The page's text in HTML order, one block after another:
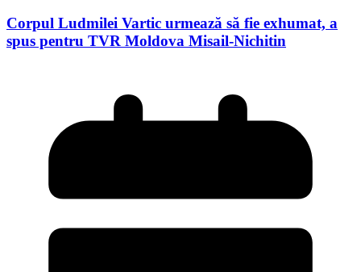
Corpul Ludmilei Vartic urmează să fie exhumat, a
spus pentru TVR Moldova Misail-Nichitin